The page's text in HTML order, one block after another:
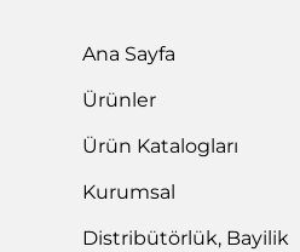
Ana Sayfa
Ürünler
Ürün Katalogları
Kurumsal
Distribütörlük, Bayilik